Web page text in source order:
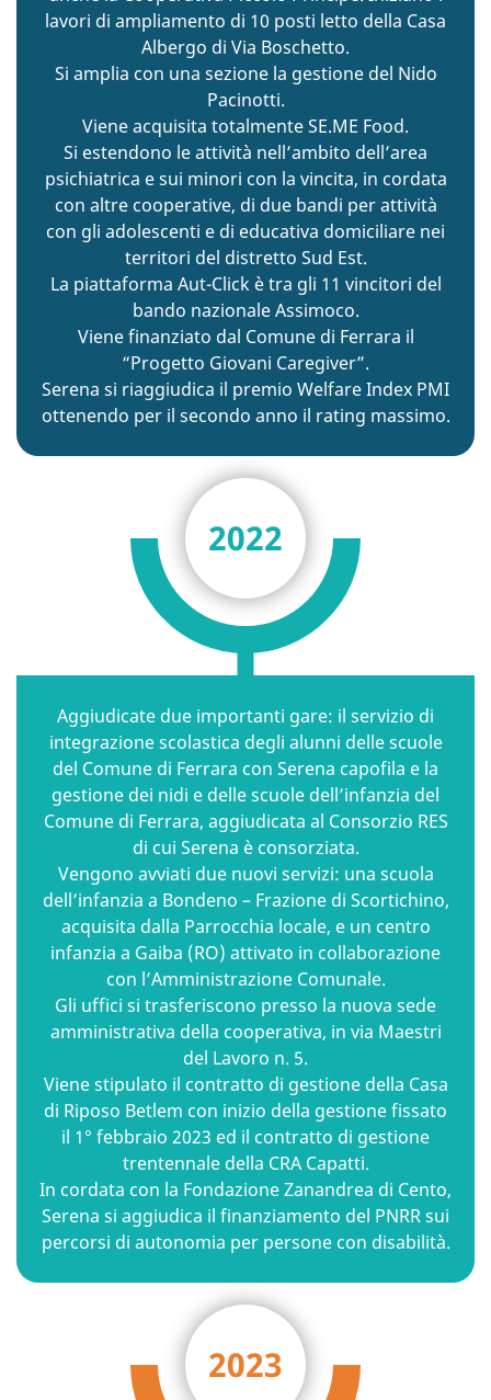
lavori di ampliamento di 10 posti letto della Casa
Albergo di Via Boschetto.
Si amplia con una sezione la gestione del Nido
Pacinotti.
Viene acquisita totalmente SE.ME Food.
Si estendono le attività nell’ambito dell’area
psichiatrica e sui minori con la vincita, in cordata
con altre cooperative, di due bandi per attività
con gli adolescenti e di educativa domiciliare nei
territori del distretto Sud Est.
La piattaforma Aut-Click è tra gli 11 vincitori del
bando nazionale Assimoco.
Viene finanziato dal Comune di Ferrara il
“Progetto Giovani Caregiver”.
Serena si riaggiudica il premio Welfare Index PMI
ottenendo per il secondo anno il rating massimo.
2022
Aggiudicate due importanti gare: il servizio di
integrazione scolastica degli alunni delle scuole
del Comune di Ferrara con Serena capofila e la
gestione dei nidi e delle scuole dell’infanzia del
Comune di Ferrara, aggiudicata al Consorzio RES
di cui Serena è consorziata.
Vengono avviati due nuovi servizi: una scuola
dell’infanzia a Bondeno – Frazione di Scortichino,
acquisita dalla Parrocchia locale, e un centro
infanzia a Gaiba (RO) attivato in collaborazione
con l’Amministrazione Comunale.
Gli uffici si trasferiscono presso la nuova sede
amministrativa della cooperativa, in via Maestri
del Lavoro n. 5.
Viene stipulato il contratto di gestione della Casa
di Riposo Betlem con inizio della gestione fissato
il 1° febbraio 2023 ed il contratto di gestione
trentennale della CRA Capatti.
In cordata con la Fondazione Zanandrea di Cento,
Serena si aggiudica il finanziamento del PNRR sui
percorsi di autonomia per persone con disabilità.
2023